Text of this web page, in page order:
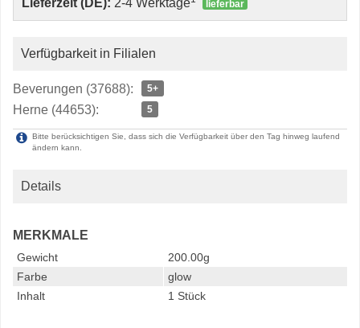
Lieferzeit (DE): 2-4 Werktage lieferbar
Verfügbarkeit in Filialen
Beverungen (37688): 5+
Herne (44653): 5
Bitte berücksichtigen Sie, dass sich die Verfügbarkeit über den Tag hinweg laufend
ändern kann.
Details
MERKMALE
Gewicht
200.00g
Farbe
glow
Inhalt
1 Stück